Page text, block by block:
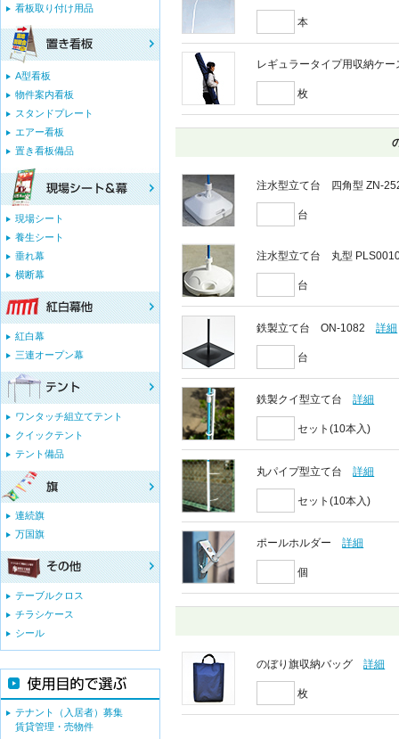
本
レギュラータイプ用収納ケー
枚
注水型立て台 四角型 ZN-
台
注水型立て台 丸型
台
鉄製立て台 ON-1082 詳細
台
鉄製クイ型立て台 詳細
セット(10本入)
丸パイプ型立て台 詳細
セット(10本入)
ポールホルダー 詳細
個
のぼり旗収納バッグ 詳細
枚
看板取り付け用品
A型看板
物件案内看板
スタンドプレート
エアー看板
置き看板備品
現場シート
養生シート
垂れ幕
横断幕
紅白幕
三連オープン幕
ワンタッチ組立てテント
クイックテント
テント備品
連続旗
万国旗
テーブルクロス
チラシケース
シール
テナント（入居者）募集
賃貸管理・売物件